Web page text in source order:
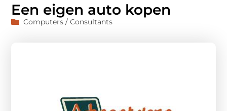
Een eigen auto kopen
Computers / Consultants